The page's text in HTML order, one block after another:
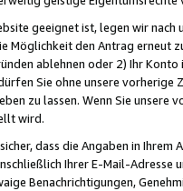
geeignet ist, legen wir
Möglichkeit den Antrag erneut
ablehnen oder 2) Ihr
Sie ohne unsere vorherige
zu lassen. Wenn Sie
wird.
dass die Angaben in
Ihrer E-Mail-
Benachrichtigungen,